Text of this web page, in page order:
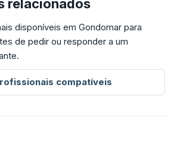
relacionados
disponíveis em Gondomar para
de pedir ou responder a um
compatíveis